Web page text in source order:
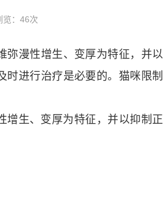
： 46次
弥漫性增生、变厚为特征，并以
时进行治疗是必要的。猫咪限制
增生、变厚为特征，并以抑制正